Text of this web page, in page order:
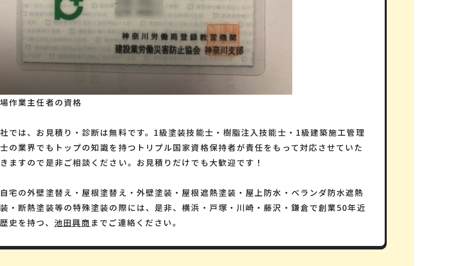
作業主任者の資格
では、お見積り・診断は無料です。 1級塗装技能士・樹脂注入技能士・1級建築施工管理
の業界でもトップの知識を持つトリプル国家資格保持者が責任をもって対応させていた
ますので是非ご相談ください。お見積りだけでも大歓迎です！
宅の外壁塗替え・屋根塗替え・外壁塗装・屋根遮熱塗装・屋上防水・ベランダ防水遮熱
・断熱塗装等の特殊塗装の際には、是非、横浜・戸塚・川崎・藤沢・鎌倉で創業50年近
史を持つ、 池田興商 までご連絡ください。